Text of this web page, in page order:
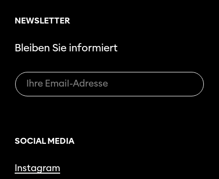
NEWSLETTER
Bleiben Sie informiert
SOCIAL MEDIA
Instagram